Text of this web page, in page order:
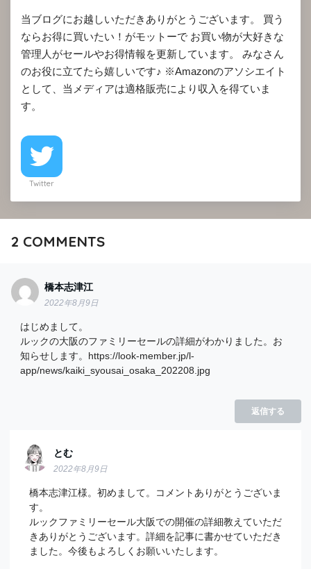
当ブログにお越しいただきありがとうございます。 買う
ならお得に買いたい！がモットーで お買い物が大好きな
管理人がセールやお得情報を更新しています。 みなさん
のお役に立てたら嬉しいです♪ ※Amazonのアソシエイト
として、当メディアは適格販売により収入を得ていま
す。
Twitter
2 COMMENTS
橋本志津江
2022年8月9日
はじめまして。
ルックの大阪のファミリーセールの詳細がわかりました。お
知らせします。https://look-member.jp/l-
app/news/kaiki_syousai_osaka_202208.jpg
返信する
とむ
2022年8月9日
橋本志津江様。初めまして。コメントありがとうございま
す。
ルックファミリーセール大阪での開催の詳細教えていただ
きありがとうございます。詳細を記事に書かせていただき
ました。今後もよろしくお願いいたします。